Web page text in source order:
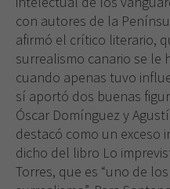
con autores de la
afirmó el crítico literario,
surrealismo canario se le
cuando apenas tuvo
sí aportó dos buenas
Óscar Domínguez y
destacó como un exceso
dicho del libro Lo
Torres, que es “uno de